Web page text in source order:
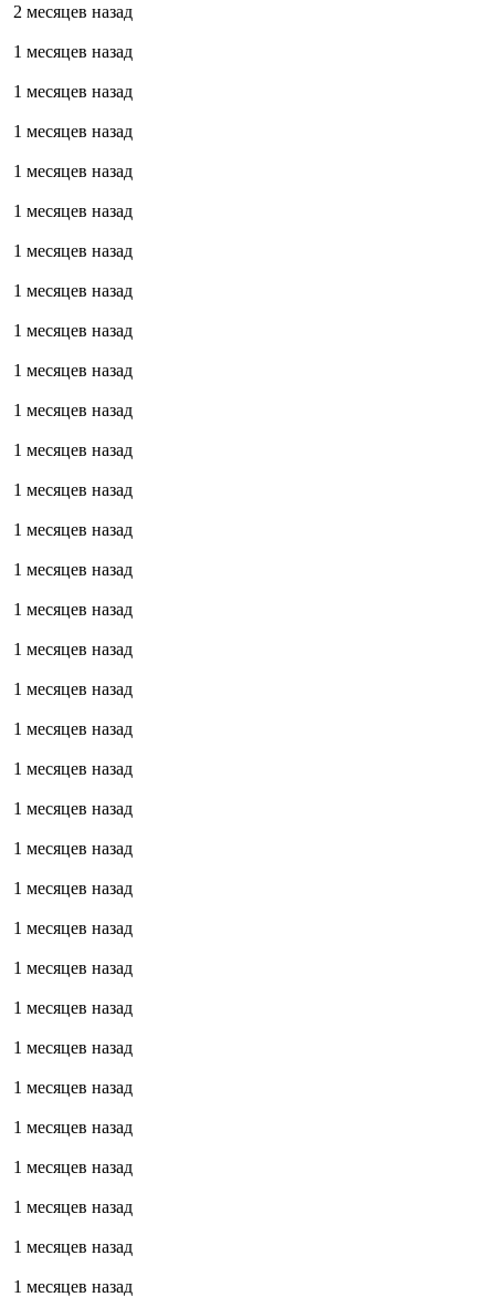
2 месяцев назад
1 месяцев назад
1 месяцев назад
1 месяцев назад
1 месяцев назад
1 месяцев назад
1 месяцев назад
1 месяцев назад
1 месяцев назад
1 месяцев назад
1 месяцев назад
1 месяцев назад
1 месяцев назад
1 месяцев назад
1 месяцев назад
1 месяцев назад
1 месяцев назад
1 месяцев назад
1 месяцев назад
1 месяцев назад
1 месяцев назад
1 месяцев назад
1 месяцев назад
1 месяцев назад
1 месяцев назад
1 месяцев назад
1 месяцев назад
1 месяцев назад
1 месяцев назад
1 месяцев назад
1 месяцев назад
1 месяцев назад
1 месяцев назад